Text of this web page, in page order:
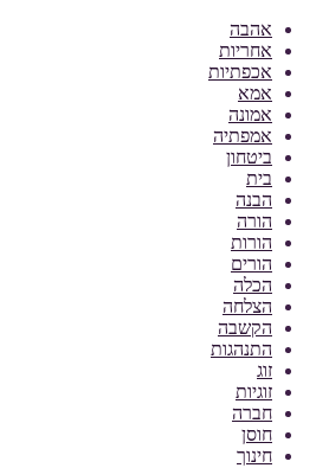
אהבה
אחריות
אכפתיות
אמא
אמונה
אמפתיה
ביטחון
בית
הבנה
הורה
הורות
הורים
הכלה
הצלחה
הקשבה
התנהגות
זוג
זוגיות
חברה
חוסן
חינוך